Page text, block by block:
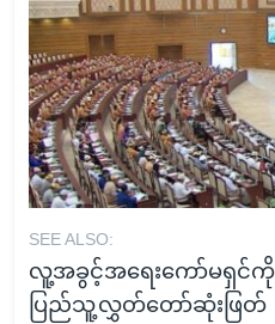
SEE ALSO:
လူ့အခွင့်အရေးကော်မရှင်
ပြည်သူ့လွှတ်တော်ဆုံးဖြတ်